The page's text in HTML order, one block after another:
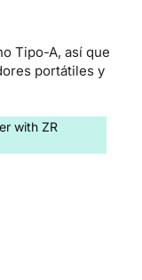
Tipo-A, así que
portátiles y
with ZR